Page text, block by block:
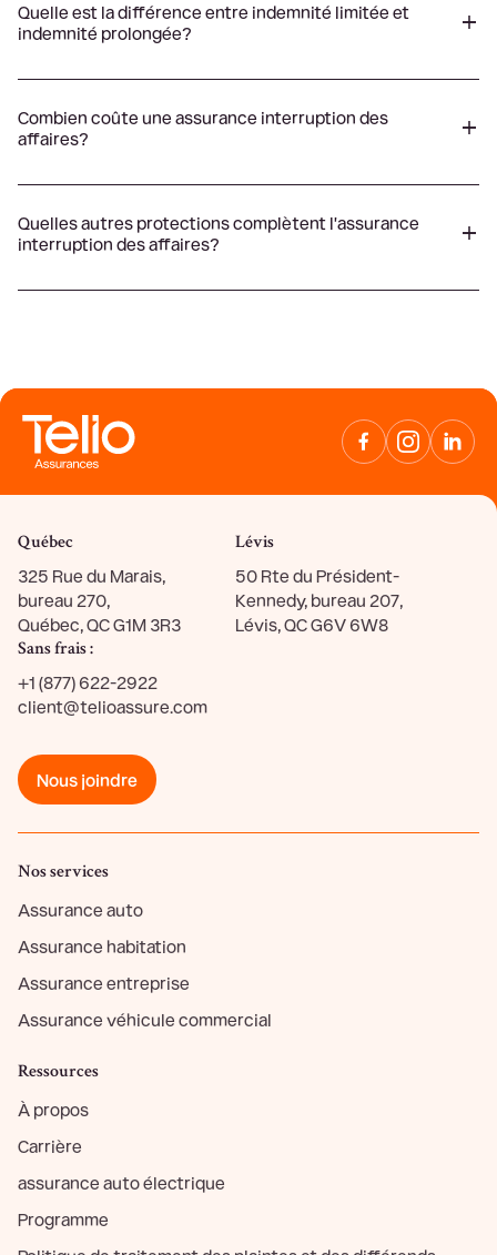
Quelle est la différence entre indemnité limitée et
indemnité prolongée?
Combien coûte une assurance interruption des
affaires?
Quelles autres protections complètent l'assurance
interruption des affaires?
FacebookInstagram
Québec
325 Rue du Marais,
bureau 270,
Québec, QC G1M 3R3
Lévis
50 Rte du Président-
Kennedy, bureau 207,
Lévis, QC G6V 6W8
Sans frais :
+1 (877) 622-2922
client@telioassure.com
Nous joindre
Nos services
Assurance auto
Assurance habitation
Assurance entreprise
Assurance véhicule commercial
Ressources
À propos
Carrière
assurance auto électrique
Programme